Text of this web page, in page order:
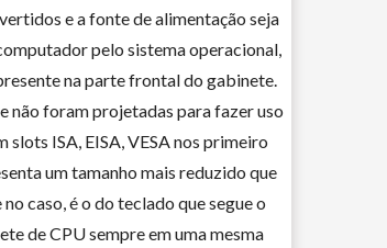
e a fonte de alimentação seja
pelo sistema operacional,
na parte frontal do gabinete.
não foram projetadas para fazer uso
ISA, EISA, VESA nos primeiro
um tamanho mais reduzido que
caso, é o do teclado que segue o
de CPU sempre em uma mesma